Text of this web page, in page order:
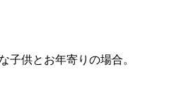
子供とお年寄りの場合。